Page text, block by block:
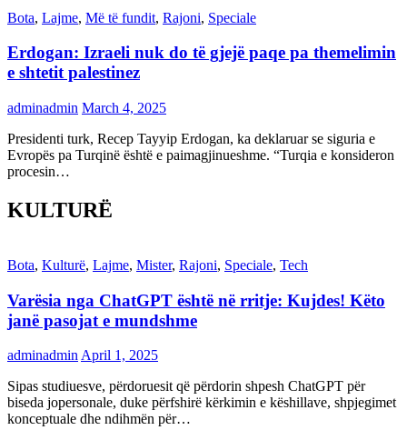
Bota, Lajme, Më të fundit, Rajoni, Speciale
Erdogan: Izraeli nuk do të gjejë paqe pa themelimin
e shtetit palestinez
adminadmin March 4, 2025
Presidenti turk, Recep Tayyip Erdogan, ka deklaruar se siguria e
Evropës pa Turqinë është e paimagjinueshme. “Turqia e konsideron
procesin…
KULTURË
Bota, Kulturë, Lajme, Mister, Rajoni, Speciale, Tech
Varësia nga ChatGPT është në rritje: Kujdes! Këto
janë pasojat e mundshme
adminadmin April 1, 2025
Sipas studiuesve, përdoruesit që përdorin shpesh ChatGPT për
biseda jopersonale, duke përfshirë kërkimin e këshillave, shpjegimet
konceptuale dhe ndihmën për…